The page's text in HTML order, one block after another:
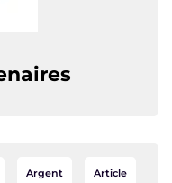
Argent Article